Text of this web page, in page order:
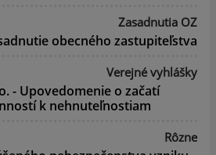
Zasadnutia OZ
obecného zastupiteľstva
Verejné vyhlášky
- Upovedomenie o začatí
k nehnuteľnostiam
Rôzne